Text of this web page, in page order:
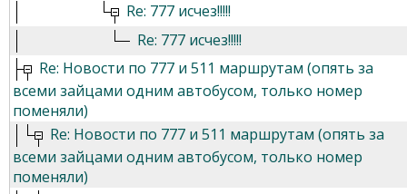
Re: 777 исчез!!!!!
Re: 777 исчез!!!!!
Re: Новости по 777 и 511 маршрутам (опять за
всеми зайцами одним автобусом, только номер
поменяли)
Re: Новости по 777 и 511 маршрутам (опять за
всеми зайцами одним автобусом, только номер
поменяли)